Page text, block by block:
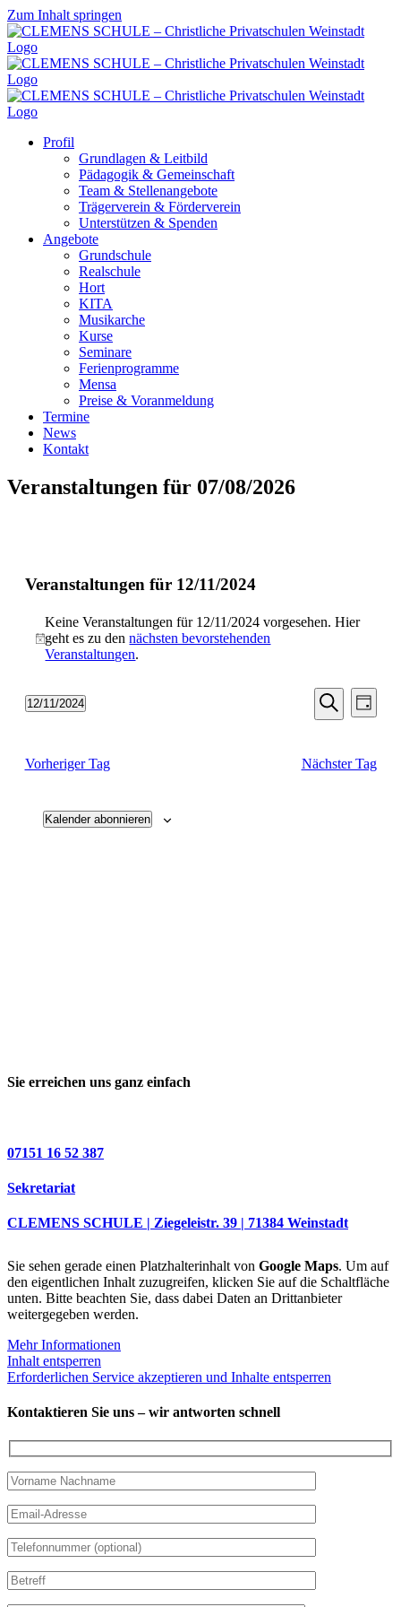
Zum Inhalt springen
Profil
Grundlagen & Leitbild
Pädagogik & Gemeinschaft
Team & Stellenangebote
Trägerverein & Förderverein
Unterstützen & Spenden
Angebote
Grundschule
Realschule
Hort
KITA
Musikarche
Kurse
Seminare
Ferienprogramme
Mensa
Preise & Voranmeldung
Termine
News
Kontakt
Veranstaltungen für 07/08/2026
Veranstaltungen für 12/11/2024
Hinweis
Keine Veranstaltungen für 12/11/2024 vorgesehen. Hier
geht es zu dennächsten bevorstehenden
Veranstaltungen.
Suche
Suche
Tag
12/11/2024
Vorheriger Tag
Nächster Tag
Kalender abonnieren
Sie erreichen uns ganz einfach
07151 16 52 387
Sekretariat
CLEMENS SCHULE | Ziegeleistr. 39 | 71384 Weinstadt
Sie sehen gerade einen Platzhalterinhalt von Google Maps. Um auf
den eigentlichen Inhalt zuzugreifen, klicken Sie auf die Schaltfläche
unten. Bitte beachten Sie, dass dabei Daten an Drittanbieter
weitergegeben werden.
Mehr Informationen
Inhalt entsperren
Erforderlichen Service akzeptieren und Inhalte entsperren
Kontaktieren Sie uns – wir antworten schnell